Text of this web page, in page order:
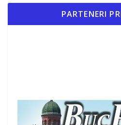
PARTENERI